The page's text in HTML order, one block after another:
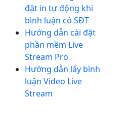
đặt in tự động khi
bình luận có SĐT
Hướng dẫn cài đặt
phần mềm Live
Stream Pro
Hướng dẫn lấy bình
luận Video Live
Stream